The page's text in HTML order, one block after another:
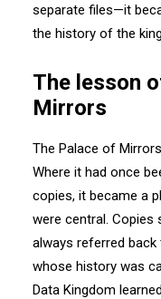
separate files—it
the history of the
The lesson
Mirrors
The Palace of
Where it had once
copies, it became a
were central. Copies
always referred
whose history was
Data Kingdom